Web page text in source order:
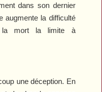
dans son dernier
augmente la difficulté
la mort la limite à
une déception. En